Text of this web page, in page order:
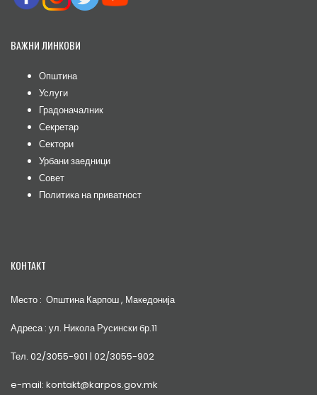
ВАЖНИ ЛИНКОВИ
Општина
Услуги
Градоначалник
Секретар
Сектори
Урбани заедници
Совет
Политика на приватност
КОНТАКТ
Место : Општина Карпош , Македонија
Адреса : ул. Никола Русински бр.11
Тел. 02/3055-901 | 02/3055-902
e-mail: kontakt@karpos.gov.mk